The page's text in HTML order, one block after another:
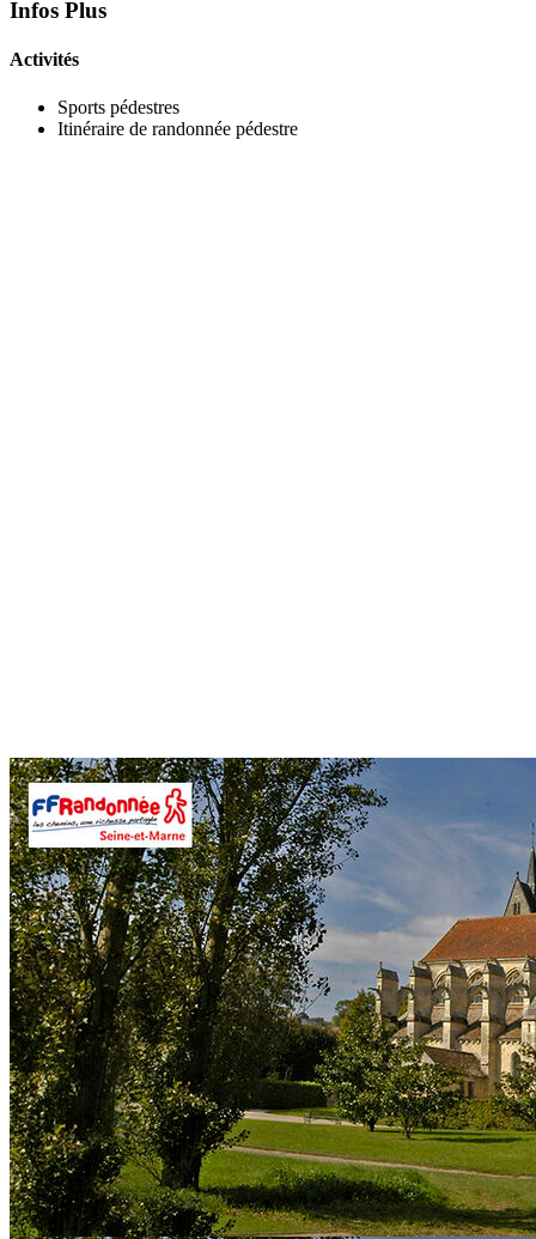
Infos Plus
Activités
Sports pédestres
Itinéraire de randonnée pédestre